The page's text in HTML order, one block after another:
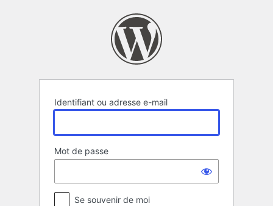
Identifiant ou adresse e-mail
Mot de passe
Se souvenir de moi